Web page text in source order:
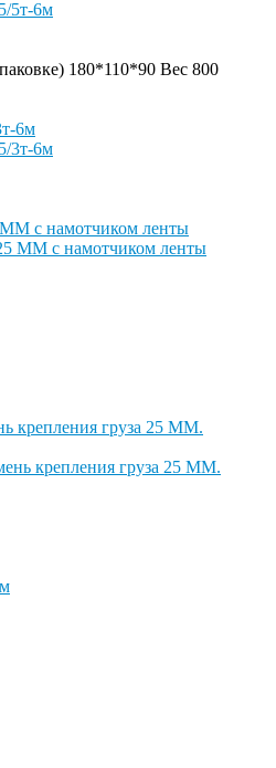
180*110*90 Вес 800
6м
ММ с намотчиком ленты
крепления груза 25 ММ.